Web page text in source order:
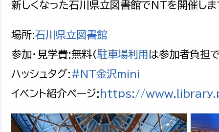
新しくなった石川県立図書館でNTを開催しま
場所:石川県立図書館
参加・見学費:無料(駐車場利用 は参加者負担
ハッシュタグ:#NT金沢mini
イベント紹介ページ: https://